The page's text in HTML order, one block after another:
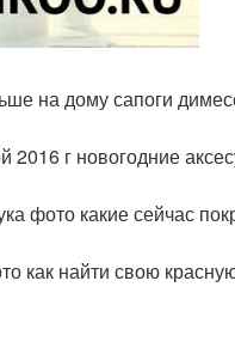
на дому сапоги
г новогодние
фото какие сейчас
как найти свою